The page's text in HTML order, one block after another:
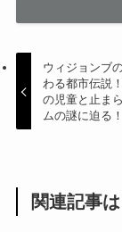
ウィジョンブ
わる都市伝説
の児童と止ま
ムの謎に迫る！
関連記事